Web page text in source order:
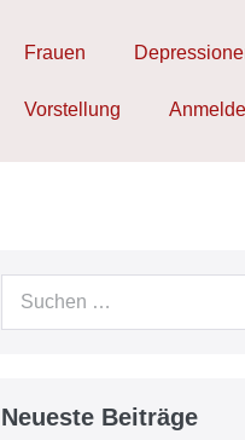
Frauen
Vorstellung
Suchen
Neueste Beiträge